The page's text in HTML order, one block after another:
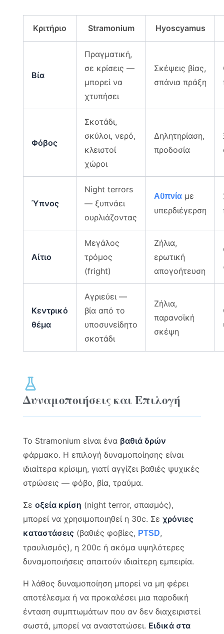
Κριτήριο Stramonium Hyoscyamus
Βία
Πραγματική,
σε κρίσεις —
μπορεί να
χτυπήσει
Σκέψεις βίας,
σπάνια πράξη
Φόβος
Σκοτάδι,
σκύλοι, νερό,
κλειστοί
χώροι
Δηλητηρίαση,
προδοσία
Ύπνος
Night terrors
— ξυπνάει
ουρλιάζοντας
Αϋπνία με
υπερδιέγερση
Αίτιο
Μεγάλος
τρόμος
(fright)
Ζήλια,
ερωτική
απογοήτευση
Κεντρικό
θέμα
Αγριεύει —
βία από το
υποσυνείδητο
σκοτάδι
Ζήλια,
παρανοϊκή
σκέψη
Δυναμοποιήσεις και Επιλογή
Το Stramonium είναι ένα βαθιά δρών
φάρμακο. Η επιλογή δυναμοποίησης είναι
ιδιαίτερα κρίσιμη, γιατί αγγίζει βαθιές ψυχικές
στρώσεις — φόβο, βία, τραύμα.
Σεοξεία κρίση (night terror, σπασμός),
μπορεί να χρησιμοποιηθεί η 30c. Σεχρόνιες
καταστάσεις (βαθιές φοβίες, PTSD,
τραυλισμός), η 200c ή ακόμα υψηλότερες
δυναμοποιήσεις απαιτούν ιδιαίτερη εμπειρία.
Η λάθος δυναμοποίηση μπορεί να μη φέρει
αποτέλεσμα ή να προκαλέσει μια παροδική
ένταση συμπτωμάτων που αν δεν διαχειριστεί
σωστά, μπορεί να αναστατώσει. Ειδικά στα